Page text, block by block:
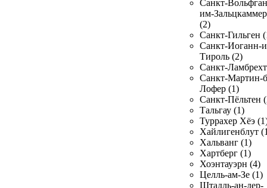
Санкт-
им-
(2)
Санкт-Гильген
Санкт-Иоганн-
Тироль (2)
Санкт-
Санкт-Мартин-
Лофер (1)
Санкт-Пёльтен
Тальгау (1)
Туррахер Хёэ
Хайлигенблут
Хальванг (1)
Хартберг (1)
Хоэнтауэрн (4)
Целль-ам-Зе (1)
Штадль-ан-дер-